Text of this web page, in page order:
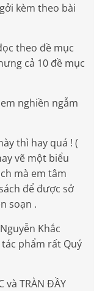
kèm theo bài
theo đề mục
cả 10 đề mục
nghiền ngẫm
thì hay quá ! (
vẽ một biểu
mà em tâm
để được sở
soạn .
Khắc
phẩm rất Quý
và TRÀN ĐẦY